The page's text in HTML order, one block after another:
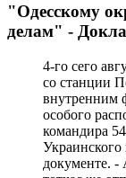
"Одесскому
делам" -
4-го сего
со станции
внутренним
особого
командира
документе.